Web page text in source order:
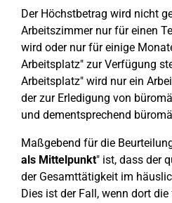
Der Höchstbetrag wird nicht
Arbeitszimmer nur für einen
wird oder nur für einige
Arbeitsplatz" zur Verfügung
Arbeitsplatz" wird nur ein
der zur Erledigung von
und dementsprechend
Maßgebend für die
als Mittelpunkt" ist, dass der
der Gesamttätigkeit im
Dies ist der Fall, wenn dort